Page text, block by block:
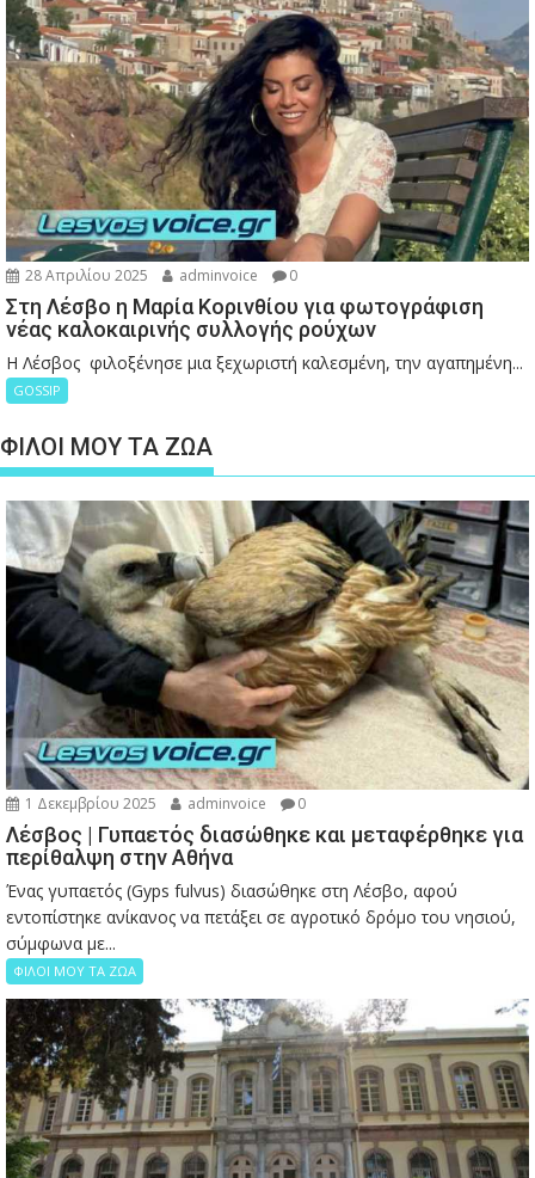
28 Απριλίου 2025 adminvoice 0
Στη Λέσβο η Μαρία Κορινθίου για φωτογράφιση
νέας καλοκαιρινής συλλογής ρούχων
Η Λέσβος φιλοξένησε μια ξεχωριστή καλεσμένη, την αγαπημένη...
GOSSIP
ΦΙΛΟΙ ΜΟΥ ΤΑ ΖΩΑ
1 Δεκεμβρίου 2025 adminvoice 0
Λέσβος | Γυπαετός διασώθηκε και μεταφέρθηκε για
περίθαλψη στην Αθήνα
Ένας γυπαετός (Gyps fulvus) διασώθηκε στη Λέσβο, αφού
εντοπίστηκε ανίκανος να πετάξει σε αγροτικό δρόμο του νησιού,
σύμφωνα με...
ΦΙΛΟΙ ΜΟΥ ΤΑ ΖΩΑ